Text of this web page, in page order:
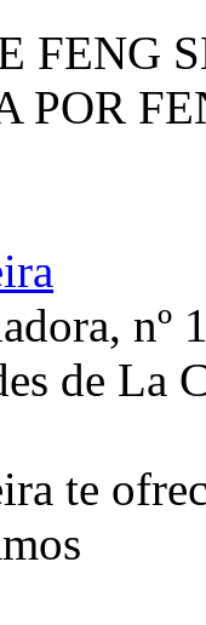
FENG
POR
nº
de La
te